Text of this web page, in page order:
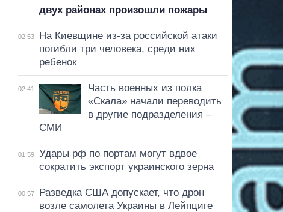
двух районах произошли пожары
02:53
На Киевщине из-за российской атаки
погибли три человека, среди них
ребенок
02:41
Часть военных из полка
«Скала» начали переводить
в другие подразделения –
СМИ
01:59
Удары рф по портам могут вдвое
сократить экспорт украинского зерна
00:57
Разведка США допускает, что дрон
возле самолета Украины в Лейпциге